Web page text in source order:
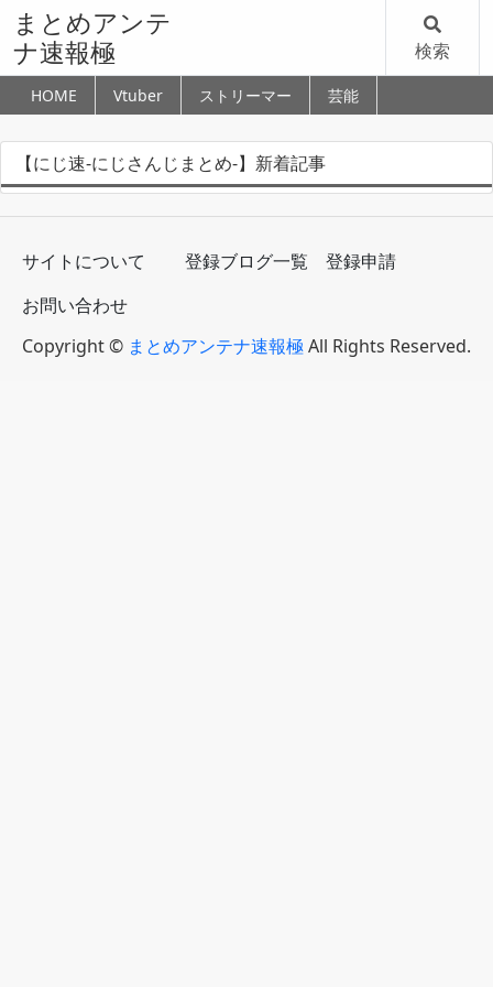
まとめアンテ
ナ速報極
検索
HOME Vtuber ストリーマー 芸能
【にじ速-にじさんじまとめ-】新着記事
サイトについて 登録ブログ一覧
登録申請
お問い合わせ
Copyright © まとめアンテナ速報極All Rights Reserved.